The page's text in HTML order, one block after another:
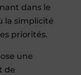
dans le
la simplicité
priorités.
une
de